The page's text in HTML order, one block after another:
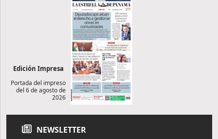
Edición Impresa
Portada del impreso
del 6 de agosto de
2026
NEWSLETTER